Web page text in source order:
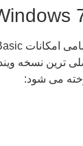
می شود: